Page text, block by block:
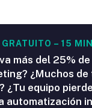
– 15
más del 25%
¿Muchos de
¿Tu equipo
automatización